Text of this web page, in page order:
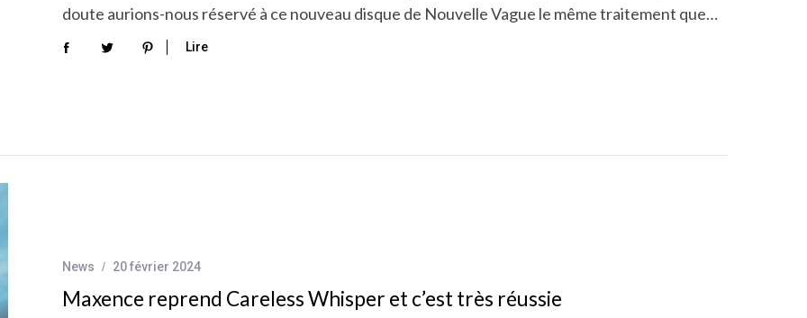
doute aurions-nous réservé à ce nouveau disque de Nouvelle Vague le même traitement que…
Lire
News 20 février 2024
Maxence reprend Careless Whisper et c’est très réussie